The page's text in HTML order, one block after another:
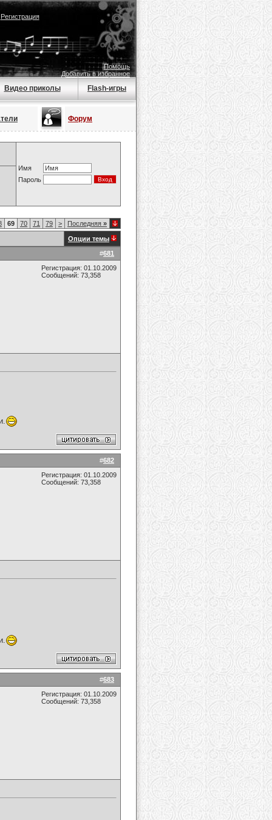
Регистрация
Помощь
Добавить в избранное
Видео приколы Flash-игры
Форум
Имя
Пароль
69 70 71 79 > Последняя »
Опции темы
#681
Регистрация: 01.10.2009
Сообщений: 73,358
#682
Регистрация: 01.10.2009
Сообщений: 73,358
#683
Регистрация: 01.10.2009
Сообщений: 73,358